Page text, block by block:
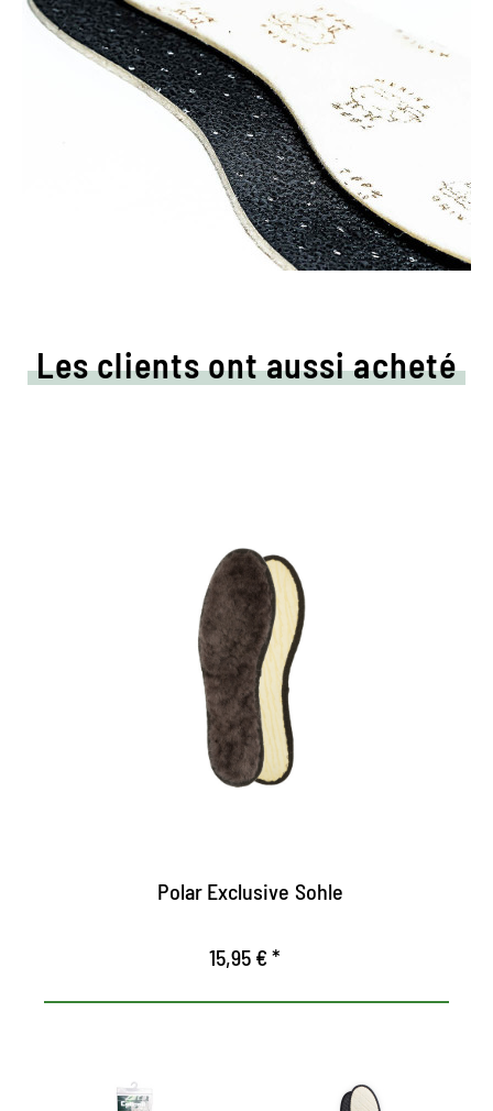
Les clients ont aussi acheté
Winterole Cuddly
Insert en peau d'agneau avec rembourrage
réchauffe le pied même avec des
températures froides sensibles
Polar Exclusive Sohle
15,95 € *